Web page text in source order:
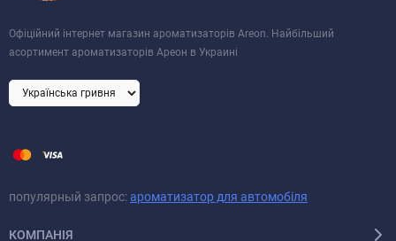
Офіційний інтернет магазин ароматизаторів Areon. Найбільший
асортимент ароматизаторів Ареон в Украині
популярный запрос:ароматизатор для автомобіля
КОМПАНІЯ